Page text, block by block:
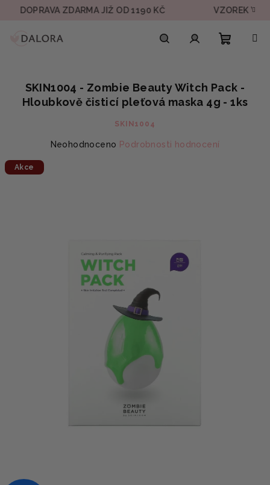
Přejít
ZDARMA JIŽ OD 1190 KČ VZOREK V KAŽDÉ
košík
SKIN1004 - Zombie Beauty Witch Pack -
Hloubkově čisticí pleťová maska 4g - 1ks
SKIN1004
Průměrné
Neohodnoceno Podrobnosti hodnocení
Akce